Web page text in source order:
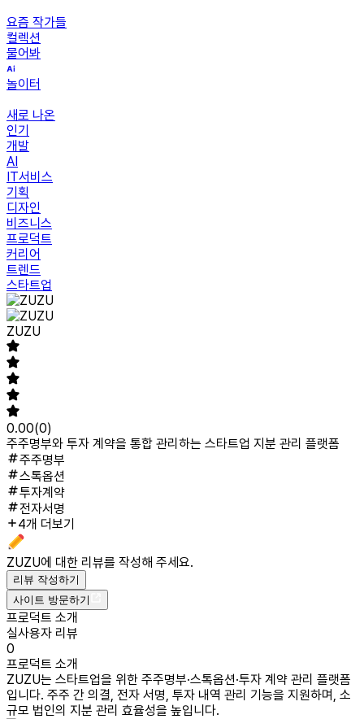
요즘 작가들
컬렉션
물어봐
놀이터
새로 나온
인기
개발
AI
IT서비스
기획
디자인
비즈니스
프로덕트
커리어
트렌드
스타트업
ZUZU
0.00(0)
주주명부와 투자 계약을 통합 관리하는 스타트업 지분 관리 플랫폼
주주명부
스톡옵션
투자계약
전자서명
4개 더보기
ZUZU에 대한 리뷰를 작성해 주세요.
리뷰 작성하기
사이트 방문하기
프로덕트 소개
실사용자 리뷰
0
프로덕트 소개
ZUZU는 스타트업을 위한 주주명부·스톡옵션·투자 계약 관리 플랫폼
입니다. 주주 간 의결, 전자 서명, 투자 내역 관리 기능을 지원하며, 소
규모 법인의 지분 관리 효율성을 높입니다.